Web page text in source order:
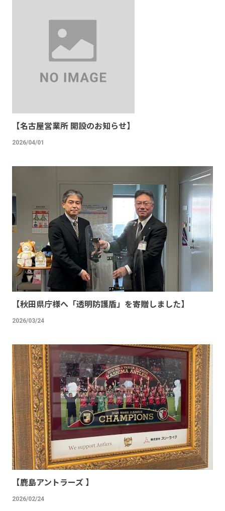
【名古屋営業所 開設のお知らせ】
2026/04/01
【秋田県庁様へ「透明防護盾」を寄贈しました】
2026/03/24
【鹿島アントラーズ 】
2026/02/24